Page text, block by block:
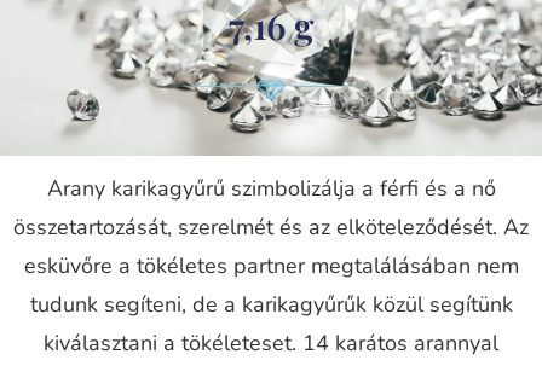
7,16 g
Arany karikagyűrű szimbolizálja a férfi és a nő
összetartozását, szerelmét és az elköteleződését. Az
esküvőre a tökéletes partner megtalálásában nem
tudunk segíteni, de a karikagyűrűk közül segítünk
kiválasztani a tökéleteset. 14 karátos arannyal